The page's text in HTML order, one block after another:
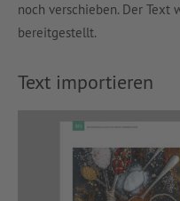
noch verschieben. Der Text
bereitgestellt.
Text importieren